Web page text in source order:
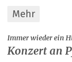
Mehr
Immer wieder ein
Konzert an